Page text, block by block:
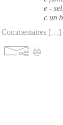
e -
c un
Commentaires […]